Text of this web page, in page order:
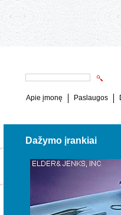
Apie įmonę Paslaugos
Dažymo įrankiai